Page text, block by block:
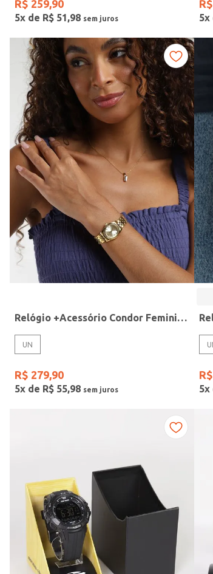
Modelo
Modelo de Pulseira
R$ 259,90
5x de R$ 51,98
R$
5x
Relógio +Acessório Condor Feminino DOURADO
UN
R$ 279,90
5x de R$ 55,98
R$
5x